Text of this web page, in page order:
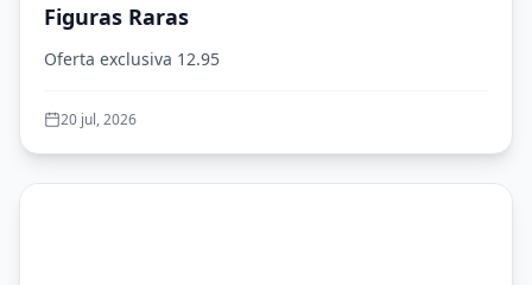
Figuras Raras
Oferta exclusiva 12.95
20 jul, 2026